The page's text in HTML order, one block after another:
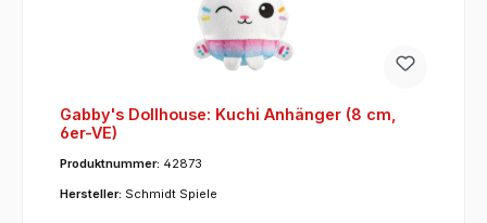
Gabby's Dollhouse: Kuchi Anhänger (8 cm,
6er-VE)
Produktnummer: 42873
Hersteller: Schmidt Spiele